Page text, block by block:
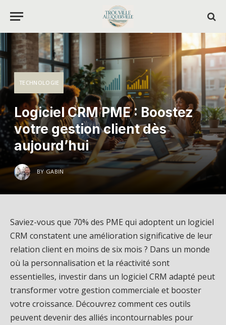
TECHNOLOGIE
Logiciel CRM PME : Boostez
votre gestion client dès
aujourd’hui
BY GABIN
Saviez-vous que 70% des PME qui adoptent un logiciel
CRM constatent une amélioration significative de leur
relation client en moins de six mois ? Dans un monde
où la personnalisation et la réactivité sont
essentielles, investir dans un logiciel CRM adapté peut
transformer votre gestion commerciale et booster
votre croissance. Découvrez comment ces outils
peuvent devenir des alliés incontournables pour